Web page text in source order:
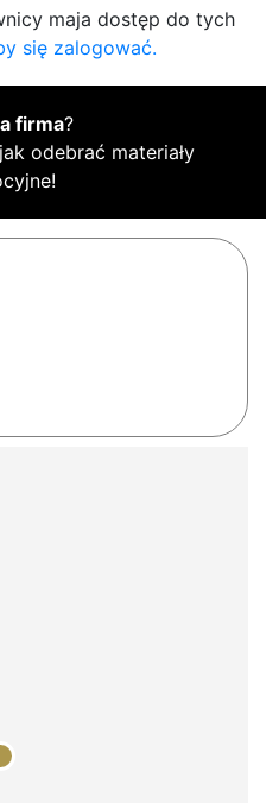
maja dostęp do tych
się zalogować.
firma?
odebrać materiały